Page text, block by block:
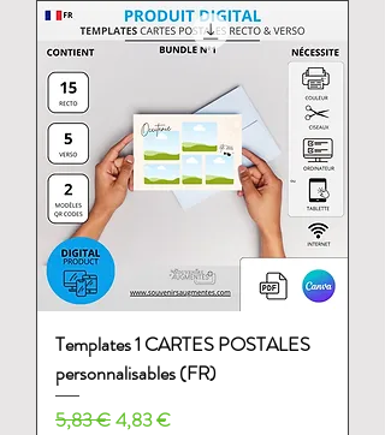
Templates 1 CARTES POSTALES
personnalisables (FR)
Prix original
5,83 €Prix promotionnel
4,83 €